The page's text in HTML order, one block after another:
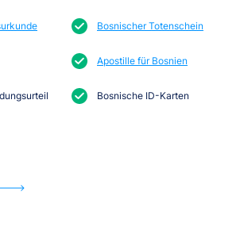
Bosnischer Totenschein
Apostille für Bosnien
Bosnische ID-Karten